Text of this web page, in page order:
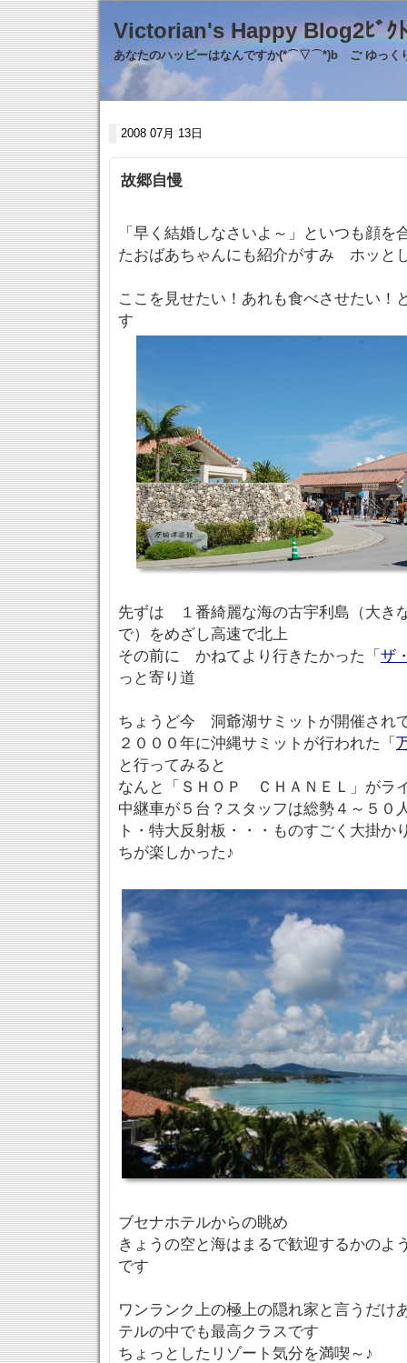
Victorian's Happy
あなたのハッピーはなんですか(*⌒▽⌒*)b ご ゆっく
2008 07月 13日
故郷自慢
「早く結婚しなさいよ～」といつも顔を
たおばあちゃんにも紹介がすみ ホッと
ここを見せたい！あれも食べさせたい
す
先ずは １番綺麗な海の古宇利島（大き
で）をめざし高速で北上
その前に かねてより行きたかった「 ザ
っと寄り道
ちょうど今 洞爺湖サミットが開催され
２０００年に沖縄サミットが行われた「
と行ってみると
なんと「ＳＨＯＰ ＣＨＡＮＥＬ」がラ
中継車が５台？スタッフは総勢４～５０
ト・特大反射板・・・ものすごく大掛
ちが楽しかった♪
ブセナホテルからの眺め
きょうの空と海はまるで歓迎するかのよ
です
ワンランク上の極上の隠れ家と言うだ
テルの中でも最高クラスです
ちょっとしたリゾート気分を満喫～♪